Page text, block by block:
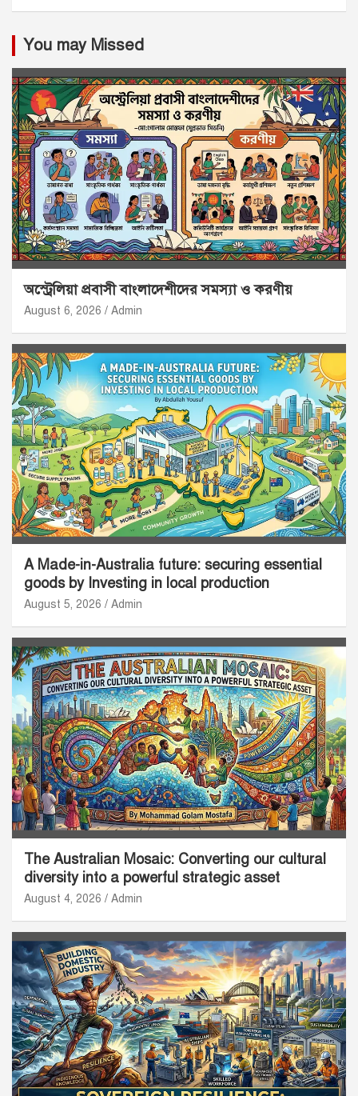
You may Missed
অস্ট্রেলিয়া প্রবাসী বাংলাদেশীদের সমস্যা ও করণীয়
August 6, 2026 Admin
A Made-in-Australia future: securing essential
goods by Investing in local production
August 5, 2026 Admin
The Australian Mosaic: Converting our cultural
diversity into a powerful strategic asset
August 4, 2026 Admin